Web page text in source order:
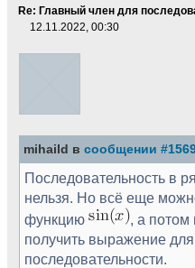
Re: Главный член для
12.11.2022, 00:30
mihaild в сообщении
Последовательность в
нельзя. Но всё еще
функцию
, а потом
получить выражение
последовательности.